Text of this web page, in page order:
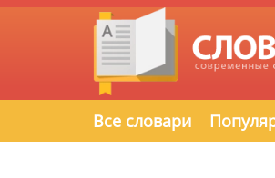
Все словари